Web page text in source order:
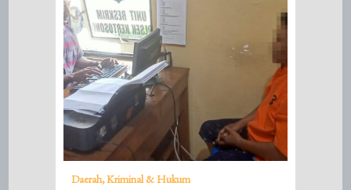
Daerah Kriminal & Hukum